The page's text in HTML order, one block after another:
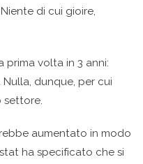
di cui gioire,
prima volta in 3 anni:
dunque, per cui
settore.
aumentato in modo
ha specificato che si